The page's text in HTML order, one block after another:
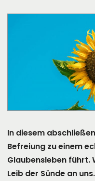
In diesem
Befreiung zu einem
Glaubensleben führt.
Leib der Sünde an